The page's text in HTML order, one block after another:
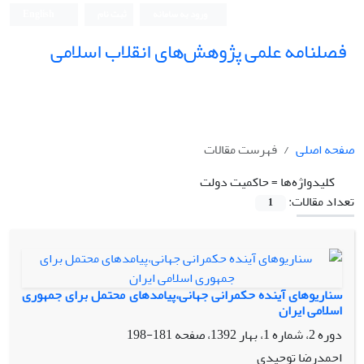
فصلنامه علمی پژوهش‌های انقلاب اسلامی
صفحه اصلی
فهرست مقالات
کلیدواژه‌ها =حاکمیت دولت
تعداد مقالات:
1
سناریوهای آینده حکمرانی جهانی،پیامدهای محتمل برای جمهوری
اسلامی ایران
دوره 2، شماره 1، بهار 1392، صفحه
181-198
احمدرضا توحیدی